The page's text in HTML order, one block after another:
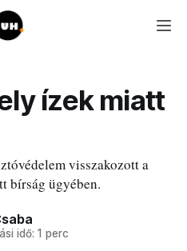
ízek miatt
visszakozott a
bírság ügyében.
idő: 1 perc